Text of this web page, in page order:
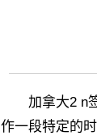
加拿大2 n签
作一段特定的